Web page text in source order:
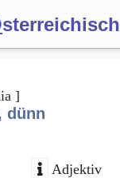
sterreichisch
]
dünn
Adjektiv